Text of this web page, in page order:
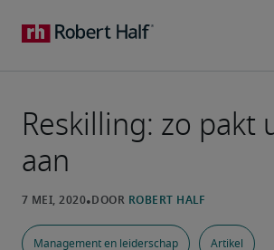
Reskilling: zo pakt
aan
Management en leiderschap Artikel